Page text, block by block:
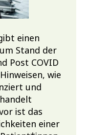
einen
Stand der
Post COVID
wie
und
ist das
einer